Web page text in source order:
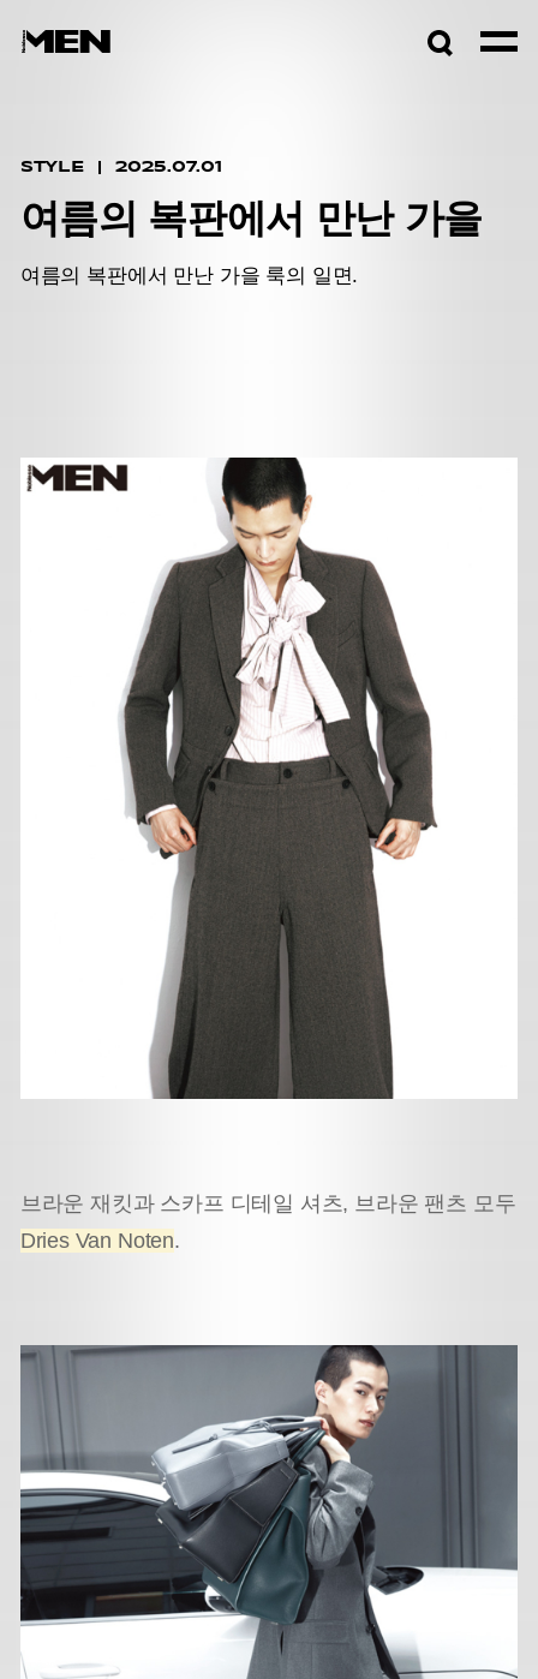
STYLE 2025.07.01
여름의 복판에서 만난 가을
여름의 복판에서 만난 가을 룩의 일면.
브라운 재킷과 스카프 디테일 셔츠, 브라운 팬츠 모두
Dries Van Noten.